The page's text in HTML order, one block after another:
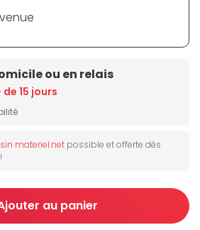
ou en relais
15 jours
materiel.net possible et offerte dès
au panier